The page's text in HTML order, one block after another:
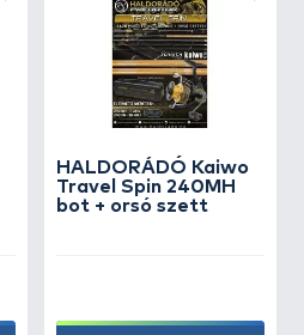
HALDORÁDÓ Kaiwo
Travel Spin 240MH
bot + orsó szett